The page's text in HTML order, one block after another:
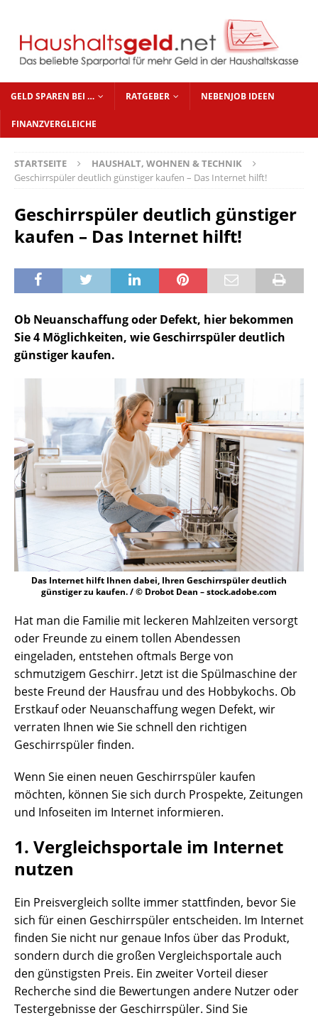
GELD SPAREN BEI … RATGEBER NEBENJOB IDEEN
FINANZVERGLEICHE
STARTSEITE
HAUSHALT, WOHNEN & TECHNIK
Geschirrspüler deutlich günstiger kaufen – Das Internet hilft!
Geschirrspüler deutlich günstiger
kaufen – Das Internet hilft!
Ob Neuanschaffung oder Defekt, hier bekommen
Sie 4 Möglichkeiten, wie Geschirrspüler deutlich
günstiger kaufen.
Das Internet hilft Ihnen dabei, Ihren Geschirrspüler deutlich
günstiger zu kaufen. / © Drobot Dean – stock.adobe.com
Hat man die Familie mit leckeren Mahlzeiten versorgt
oder Freunde zu einem tollen Abendessen
eingeladen, entstehen oftmals Berge von
schmutzigem Geschirr. Jetzt ist die Spülmaschine der
beste Freund der Hausfrau und des Hobbykochs. Ob
Erstkauf oder Neuanschaffung wegen Defekt, wir
verraten Ihnen wie Sie schnell den richtigen
Geschirrspüler finden.
Wenn Sie einen neuen Geschirrspüler kaufen
möchten, können Sie sich durch Prospekte, Zeitungen
und Infoseiten im Internet informieren.
1. Vergleichsportale im Internet
nutzen
Ein Preisvergleich sollte immer stattfinden, bevor Sie
sich für einen Geschirrspüler entscheiden. Im Internet
finden Sie nicht nur genaue Infos über das Produkt,
sondern durch die großen Vergleichsportale auch
den günstigsten Preis. Ein zweiter Vorteil dieser
Recherche sind die Bewertungen andere Nutzer oder
Testergebnisse der Geschirrspüler. Sind Sie